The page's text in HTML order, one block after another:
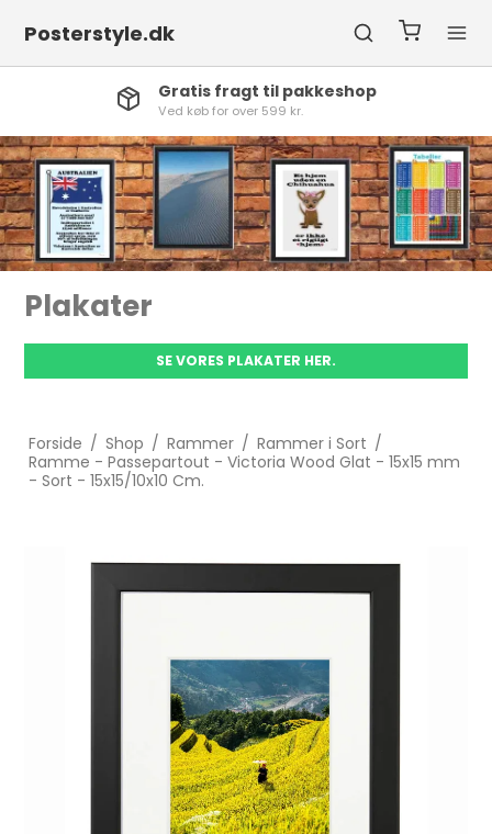
Posterstyle.dk
Gratis fragt til pakkeshop
Ved køb for over 599 kr.
Forside / Shop / Rammer / Rammer i Sort /
Ramme - Passepartout - Victoria Wood Glat - 15x15 mm
- Sort - 15x15/10x10 Cm.